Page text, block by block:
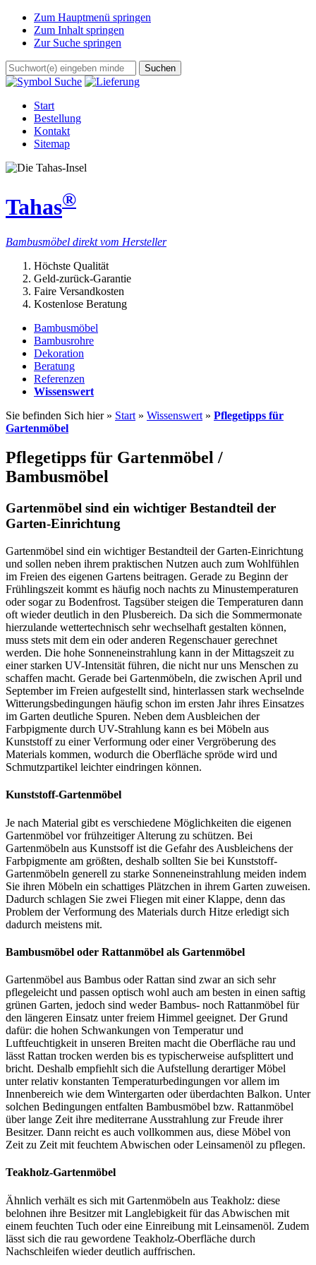
Zum Hauptmenü springen
Zum Inhalt springen
Zur Suche springen
Start
Bestellung
Kontakt
Sitemap
Tahas®
Bambusmöbel direkt vom Hersteller
Höchste Qualität
Geld-zurück-Garantie
Faire Versandkosten
Kostenlose Beratung
Bambusmöbel
Bambusrohre
Dekoration
Beratung
Referenzen
Wissenswert
Sie befinden Sich hier » Start » Wissenswert » Pflegetipps für
Gartenmöbel
Pflegetipps für Gartenmöbel /
Bambusmöbel
Gartenmöbel sind ein wichtiger Bestandteil der
Garten-Einrichtung
Gartenmöbel sind ein wichtiger Bestandteil der Garten-Einrichtung
und sollen neben ihrem praktischen Nutzen auch zum Wohlfühlen
im Freien des eigenen Gartens beitragen. Gerade zu Beginn der
Frühlingszeit kommt es häufig noch nachts zu Minustemperaturen
oder sogar zu Bodenfrost. Tagsüber steigen die Temperaturen dann
oft wieder deutlich in den Plusbereich. Da sich die Sommermonate
hierzulande wettertechnisch sehr wechselhaft gestalten können,
muss stets mit dem ein oder anderen Regenschauer gerechnet
werden. Die hohe Sonneneinstrahlung kann in der Mittagszeit zu
einer starken UV-Intensität führen, die nicht nur uns Menschen zu
schaffen macht. Gerade bei Gartenmöbeln, die zwischen April und
September im Freien aufgestellt sind, hinterlassen stark wechselnde
Witterungsbedingungen häufig schon im ersten Jahr ihres Einsatzes
im Garten deutliche Spuren. Neben dem Ausbleichen der
Farbpigmente durch UV-Strahlung kann es bei Möbeln aus
Kunststoff zu einer Verformung oder einer Vergröberung des
Materials kommen, wodurch die Oberfläche spröde wird und
Schmutzpartikel leichter eindringen können.
Kunststoff-Gartenmöbel
Je nach Material gibt es verschiedene Möglichkeiten die eigenen
Gartenmöbel vor frühzeitiger Alterung zu schützen. Bei
Gartenmöbeln aus Kunstsoff ist die Gefahr des Ausbleichens der
Farbpigmente am größten, deshalb sollten Sie bei Kunststoff-
Gartenmöbeln generell zu starke Sonneneinstrahlung meiden indem
Sie ihren Möbeln ein schattiges Plätzchen in ihrem Garten zuweisen.
Dadurch schlagen Sie zwei Fliegen mit einer Klappe, denn das
Problem der Verformung des Materials durch Hitze erledigt sich
dadurch meistens mit.
Bambusmöbel oder Rattanmöbel als Gartenmöbel
Gartenmöbel aus Bambus oder Rattan sind zwar an sich sehr
pflegeleicht und passen optisch wohl auch am besten in einen saftig
grünen Garten, jedoch sind weder Bambus- noch Rattanmöbel für
den längeren Einsatz unter freiem Himmel geeignet. Der Grund
dafür: die hohen Schwankungen von Temperatur und
Luftfeuchtigkeit in unseren Breiten macht die Oberfläche rau und
lässt Rattan trocken werden bis es typischerweise aufsplittert und
bricht. Deshalb empfiehlt sich die Aufstellung derartiger Möbel
unter relativ konstanten Temperaturbedingungen vor allem im
Innenbereich wie dem Wintergarten oder überdachten Balkon. Unter
solchen Bedingungen entfalten Bambusmöbel bzw. Rattanmöbel
über lange Zeit ihre mediterrane Ausstrahlung zur Freude ihrer
Besitzer. Dann reicht es auch vollkommen aus, diese Möbel von
Zeit zu Zeit mit feuchtem Abwischen oder Leinsamenöl zu pflegen.
Teakholz-Gartenmöbel
Ähnlich verhält es sich mit Gartenmöbeln aus Teakholz: diese
belohnen ihre Besitzer mit Langlebigkeit für das Abwischen mit
einem feuchten Tuch oder eine Einreibung mit Leinsamenöl. Zudem
lässt sich die rau gewordene Teakholz-Oberfläche durch
Nachschleifen wieder deutlich auffrischen.